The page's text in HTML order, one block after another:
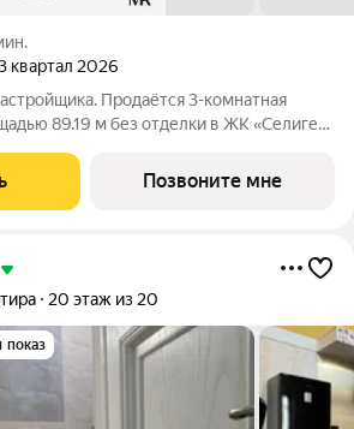
квартал 2026
Продаётся 3-комнатная
89.19 м без отделки в ЖК «Селигер
Позвоните мне
20 этаж из 20
показ